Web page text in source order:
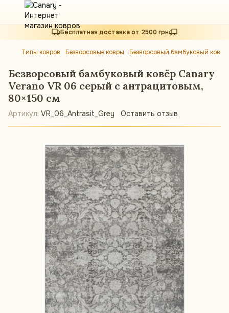
Бесплатная доставка от 2500 грн
Типы ковров Безворсовые ковры Безворсовый бамбуковый
Безворсовый бамбуковый ковёр Canary
Verano VR 06 серый с антрацитовым,
80×150 см
Артикул: VR_06_Antrasit_Grey Оставить отзыв